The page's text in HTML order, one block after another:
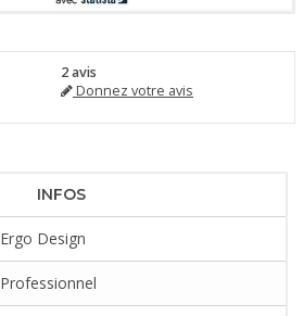
2avis
Donnez votre avis
INFOS
Ergo Design
Professionnel